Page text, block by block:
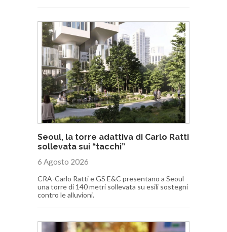
Seoul, la torre adattiva di Carlo Ratti
sollevata sui “tacchi”
6 Agosto 2026
CRA-Carlo Ratti e GS E&C presentano a Seoul
una torre di 140 metri sollevata su esili sostegni
contro le alluvioni.